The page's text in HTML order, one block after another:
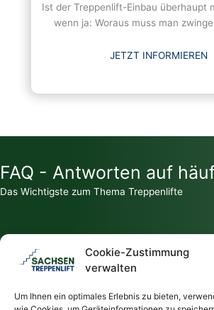
Cookie-Zustimmung
verwalten
Um Ihnen ein optimales Erlebnis zu bieten,
Ist der Treppenlift-Einbau überhaupt
wenn ja: Woraus muss man
JETZT INFORMIEREN
FAQ - Antworten auf
Das Wichtigste zum Thema Treppenlifte